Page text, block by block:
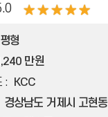
형
만원
:
KCC
경상남도 거제시 고현동